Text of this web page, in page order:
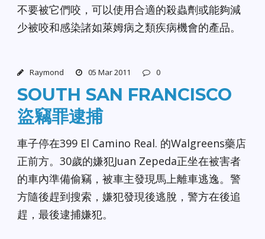
不要被它們咬，可以使用合適的殺蟲劑或能夠減
少被咬和感染諸如萊姆病之類疾病機會的產品。
Raymond 05 Mar 2011 0
SOUTH SAN FRANCISCO
盜竊罪逮捕
車子停在399 El Camino Real. 的Walgreens藥店
正前方。30歲的嫌犯Juan Zepeda正坐在被害者
的車內準備偷竊，被車主發現馬上離車逃逸。警
方隨後趕到搜索，嫌犯發現後逃脫，警方在後追
趕，最後逮捕嫌犯。